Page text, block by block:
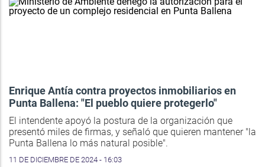
Enrique Antía contra proyectos inmobiliarios en
Punta Ballena: "El pueblo quiere protegerlo"
El intendente apoyó la postura de la organización que
presentó miles de firmas, y señaló que quieren mantener "la
Punta Ballena lo más natural posible".
11 DE DICIEMBRE DE 2024 - 16:03